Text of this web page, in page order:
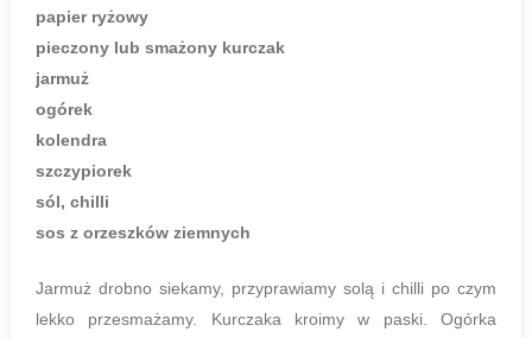
papier ryżowy
pieczony lub smażony kurczak
jarmuż
ogórek
kolendra
szczypiorek
sól, chilli
sos z orzeszków ziemnych
Jarmuż drobno siekamy, przyprawiamy solą i chilli po czym
lekko przesmażamy. Kurczaka kroimy w paski. Ogórka